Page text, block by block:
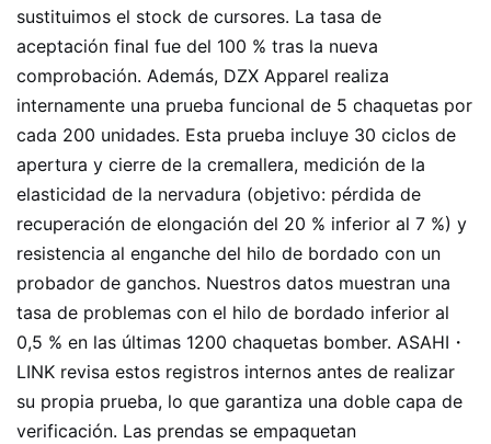
sustituimos el stock de cursores. La tasa de
aceptación final fue del 100 % tras la nueva
comprobación. Además, DZX Apparel realiza
internamente una prueba funcional de 5 chaquetas por
cada 200 unidades. Esta prueba incluye 30 ciclos de
apertura y cierre de la cremallera, medición de la
elasticidad de la nervadura (objetivo: pérdida de
recuperación de elongación del 20 % inferior al 7 %) y
resistencia al enganche del hilo de bordado con un
probador de ganchos. Nuestros datos muestran una
tasa de problemas con el hilo de bordado inferior al
0,5 % en las últimas 1200 chaquetas bomber. ASAHI・
LINK revisa estos registros internos antes de realizar
su propia prueba, lo que garantiza una doble capa de
verificación. Las prendas se empaquetan